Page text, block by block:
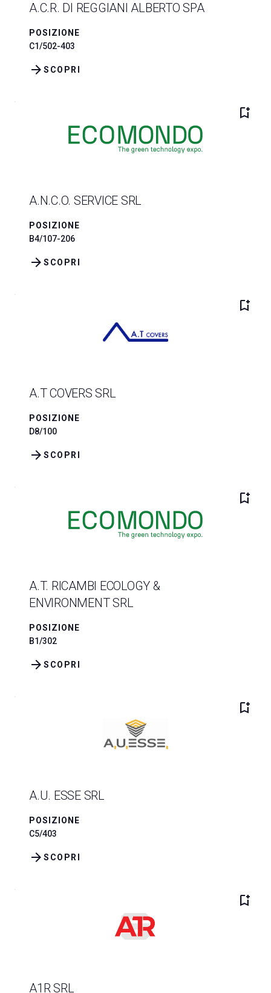
A.C.R. DI REGGIANI ALBERTO SPA
POSIZIONE
C1/502-403
SCOPRI
arrow_forward
bookmark_add
A.N.C.O. SERVICE SRL
POSIZIONE
B4/107-206
SCOPRI
arrow_forward
bookmark_add
A.T COVERS SRL
POSIZIONE
D8/100
SCOPRI
arrow_forward
bookmark_add
A.T. RICAMBI ECOLOGY &
ENVIRONMENT SRL
POSIZIONE
B1/302
SCOPRI
arrow_forward
bookmark_add
A.U. ESSE SRL
POSIZIONE
C5/403
SCOPRI
arrow_forward
bookmark_add
A1R SRL